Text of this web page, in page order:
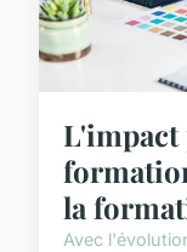
L'impact
la
Avec